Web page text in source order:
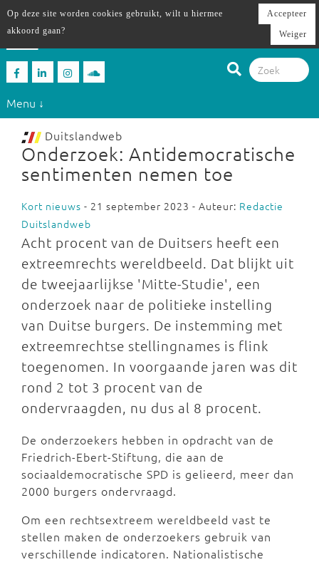
Menu ↓
Duitslandweb
Onderzoek: Antidemocratische
sentimenten nemen toe
Kort nieuws - 21 september 2023 - Auteur: Redactie
Duitslandweb
Acht procent van de Duitsers heeft een
extreemrechts wereldbeeld. Dat blijkt uit
de tweejaarlijkse 'Mitte-Studie', een
onderzoek naar de politieke instelling
van Duitse burgers. De instemming met
extreemrechtse stellingnames is flink
toegenomen. In voorgaande jaren was dit
rond 2 tot 3 procent van de
ondervraagden, nu dus al 8 procent.
De onderzoekers hebben in opdracht van de
Friedrich-Ebert-Stiftung, die aan de
sociaaldemocratische SPD is gelieerd, meer dan
2000 burgers ondervraagd.
Om een rechtsextreem wereldbeeld vast te
stellen maken de onderzoekers gebruik van
verschillende indicatoren. Nationalistische
Op deze site worden cookies gebruikt, wilt u hiermee
akkoord gaan?
Accepteer
Weiger